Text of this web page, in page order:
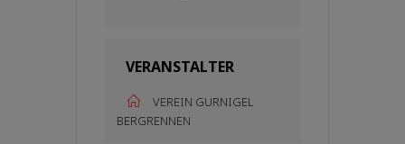
VERANSTALTER
VEREIN GURNIGEL
BERGRENNEN